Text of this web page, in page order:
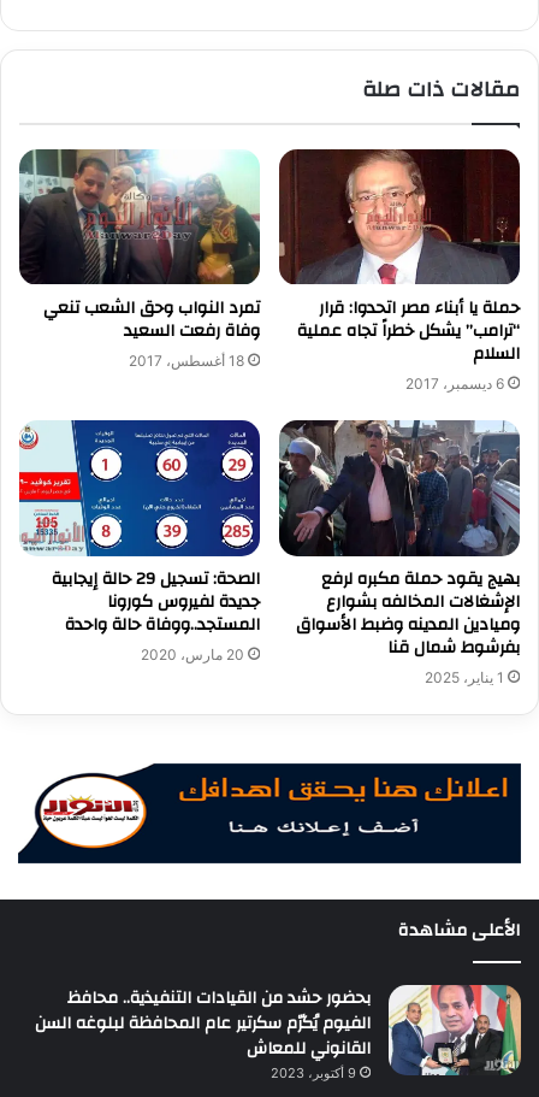
مقالات ذات صلة
حملة يا أبناء مصر اتحدوا: قرار
“ترامب” يشكل خطراً تجاه عملية
السلام
6 ديسمبر، 2017
تمرد النواب وحق الشعب تنعي
وفاة رفعت السعيد
18 أغسطس، 2017
بهيج يقود حملة مكبره لرفع
الإشغالات المخالفه بشوارع
وميادين المدينه وضبط الأسواق
بفرشوط شمال قنا
1 يناير، 2025
الصحة: تسجيل 29 حالة إيجابية
جديدة لفيروس كورونا
المستجد..ووفاة حالة واحدة
20 مارس، 2020
الأعلى مشاهدة
بحضور حشد من القيادات التنفيذية.. محافظ
الفيوم يُكرّم سكرتير عام المحافظة لبلوغه السن
القانوني للمعاش
9 أكتوبر، 2023